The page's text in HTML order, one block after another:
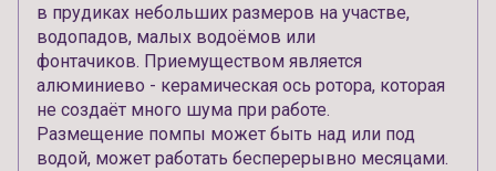
в прудиках небольших размеров на участве,
водопадов, малых водоёмов или
фонтачиков. Приемуществом является
алюминиево - керамическая ось ротора, которая
не создаёт много шума при работе.
Размещение помпы может быть над или под
водой, может работать бесперерывно месяцами.